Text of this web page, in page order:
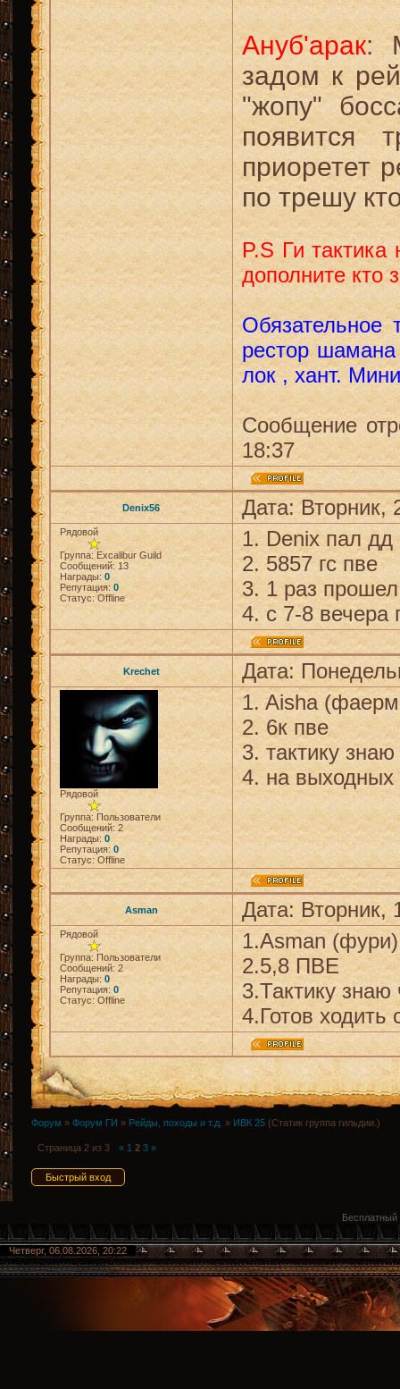
Ануб'арак:
задом к
"жопу"
приоретет
по трешу
P.S Ги
дополните кто
Обязательное
рестор
лок , хант.
Сообщение
18:37
Denix56 Дата:
Рядовой
Группа: Excalibur Guild
Сообщений: 13
Награды: 0
Репутация: 0
Статус:Offline
1. Denix пал дд
2. 5857 гс пве
3. 1 раз
4. с 7-8 вечера
Krechet Дата:
Рядовой
Группа: Пользователи
Сообщений: 2
Награды: 0
Репутация: 0
Статус: Offline
1. Aisha
2. 6к пве
3. тактику
4. на выходных
Asman Дата:
Рядовой
Группа: Пользователи
Сообщений: 2
Награды: 0
Репутация: 0
Статус: Offline
1.Asman (фури)
2.5,8 ПВЕ
3.Тактику знаю
4.Готов
Форум » Форум ГИ » Рейды, походы и т.д. » ИВК 25 (Статик группа гильдии.)
Страница 2 из 3 « 1 2 3 »
Бесплатный
Четверг, 06.08.2026, 20:22